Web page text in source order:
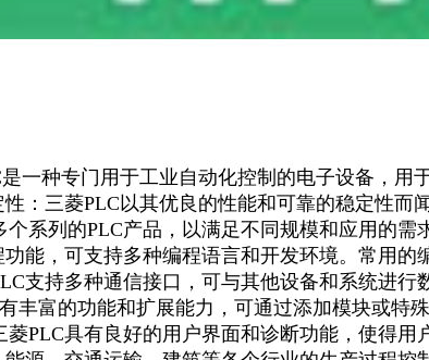
一种专门用于工业自动化控制的电子设备，
：三菱PLC以其优良的性能和可靠的稳定性
系列的PLC产品，以满足不同规模和应用的需
能，可支持多种编程语言和开发环境。常用
支持多种通信接口，可与其他设备和系统进
丰富的功能和扩展能力，可通过添加模块或
PLC具有良好的用户界面和诊断功能，使得用